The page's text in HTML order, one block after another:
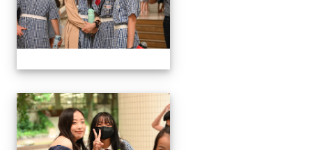
24屆文化國小畢業典禮